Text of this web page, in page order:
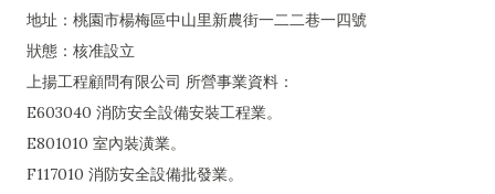
地址：桃園市楊梅區中山里新農街一二二巷一四號
狀態：核准設立
上揚工程顧問有限公司 所營事業資料：
E603040 消防安全設備安裝工程業。
E801010 室內裝潢業。
F117010 消防安全設備批發業。